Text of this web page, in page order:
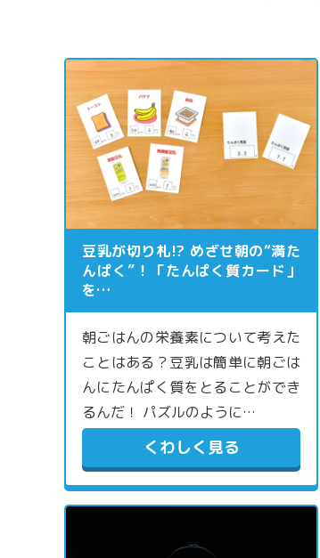
豆乳が切り札⁉ めざせ朝の“満た
んぱく”！「たんぱく質カード」
を…
朝ごはんの栄養素について考えた
ことはある？豆乳は簡単に朝ごは
んにたんぱく質をとることができ
るんだ！ パズルのように…
くわしく見る